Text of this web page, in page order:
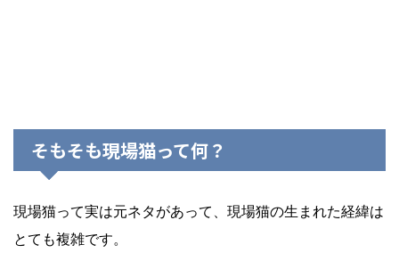
そもそも現場猫って何？
現場猫って実は元ネタがあって、現場猫の生まれた経緯は
とても複雑です。